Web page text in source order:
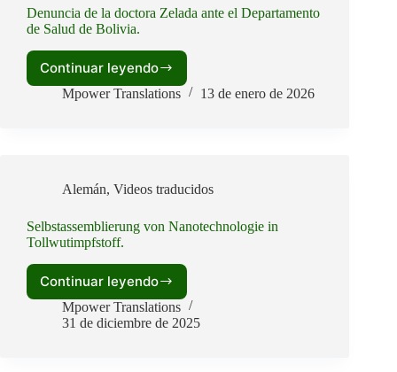
of
Health.
Denuncia de la doctora Zelada ante el Departamento
de Salud de Bolivia.
Continuar leyendo
Denuncia
de
Departamento
Salud
de
Bolivia.
Mpower Translations 13 de enero de 2026
Alemán, Videos traducidos
Selbstassemblierung von Nanotechnologie in
Tollwutimpfstoff.
Continuar leyendoSelbstassemblierung
von
Nanotechnologie
Mpower Translations
31 de diciembre de 2025